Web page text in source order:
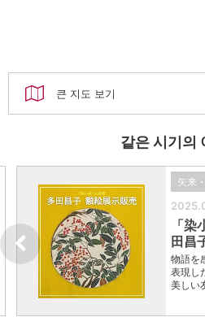
큰 지도 보기
같은 시기의
矢来
「
田昌
物語を
表現し
美しい